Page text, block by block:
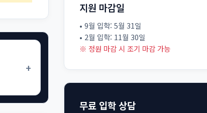
+
지원 마감일
• 9월 입학: 5월 31일
• 2월 입학: 11월 30일
※ 정원 마감 시 조기 마감 가능
무료 입학 상담